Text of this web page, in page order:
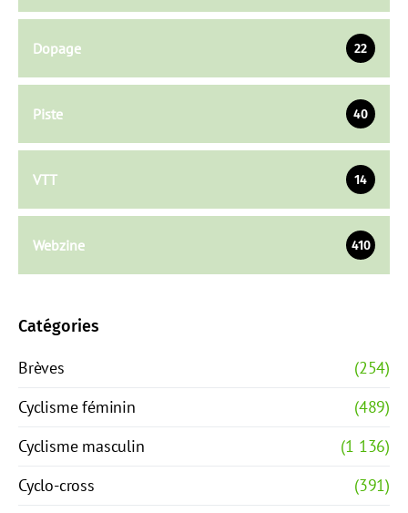
Dopage 22
Piste 40
VTT 14
Webzine 410
Catégories
Brèves
(254)
Cyclisme féminin
(489)
Cyclisme masculin
(1 136)
Cyclo-cross
(391)